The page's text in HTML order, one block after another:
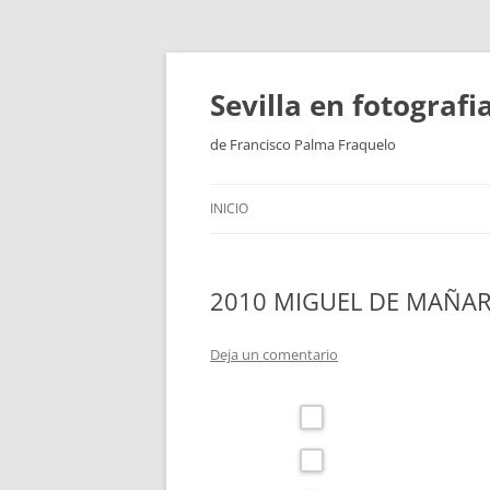
Saltar
contenido
Sevilla en
de Francisco Palma Fraquelo
INICIO
2010 MIGUEL DE
Deja un comentario